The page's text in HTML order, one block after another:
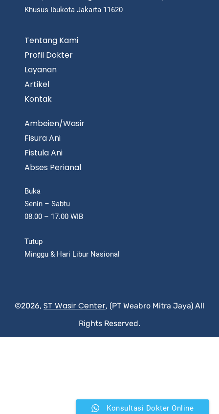
Khusus Ibukota Jakarta 11620
Tentang Kami
Profil Dokter
Layanan
Artikel
Kontak
Ambeien/Wasir
Fisura Ani
Fistula Ani
Abses Perianal
Buka
Senin – Sabtu
08.00 – 17.00 WIB
Tutup
Minggu & Hari Libur Nasional
©2026, ST Wasir Center, (PT Weabro Mitra Jaya) All
Rights Reserved.
Konsultasi Dokter Online